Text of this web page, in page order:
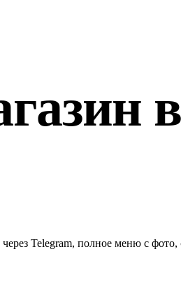
Telegram, полное меню с